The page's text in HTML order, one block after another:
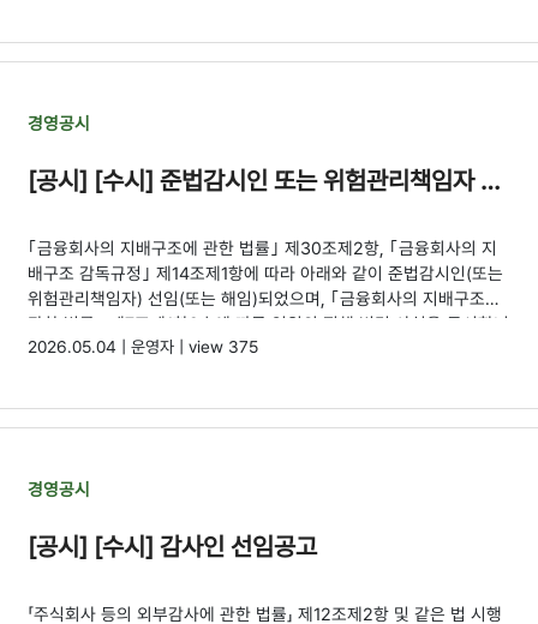
경영공시
[공시] [수시] 준법감시인 또는 위험관리책임자 선임 또는 해임 공시
｢금융회사의 지배구조에 관한 법률｣ 제30조제2항, ｢금융회사의 지
배구조 감독규정｣ 제14조제1항에 따라 아래와 같이 준법감시인(또는
위험관리책임자) 선임(또는 해임)되었으며, ｢금융회사의 지배구조에
관한 법률｣ 제7조제1항2호에 따른 임원의 직책 변경 사실을 공시합니
다.
2026.05.04 | 운영자 | view 375
경영공시
[공시] [수시] 감사인 선임공고
「주식회사 등의 외부감사에 관한 법률」 제12조제2항 및 같은 법 시행